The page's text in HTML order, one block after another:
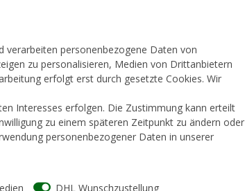
verarbeiten personenbezogene Daten von
zu personalisieren, Medien von Drittanbietern
erfolgt erst durch gesetzte Cookies. Wir
Interesses erfolgen. Die Zustimmung kann erteilt
zu einem späteren Zeitpunkt zu ändern oder
personenbezogener Daten in unserer
DHL Wunschzustellung